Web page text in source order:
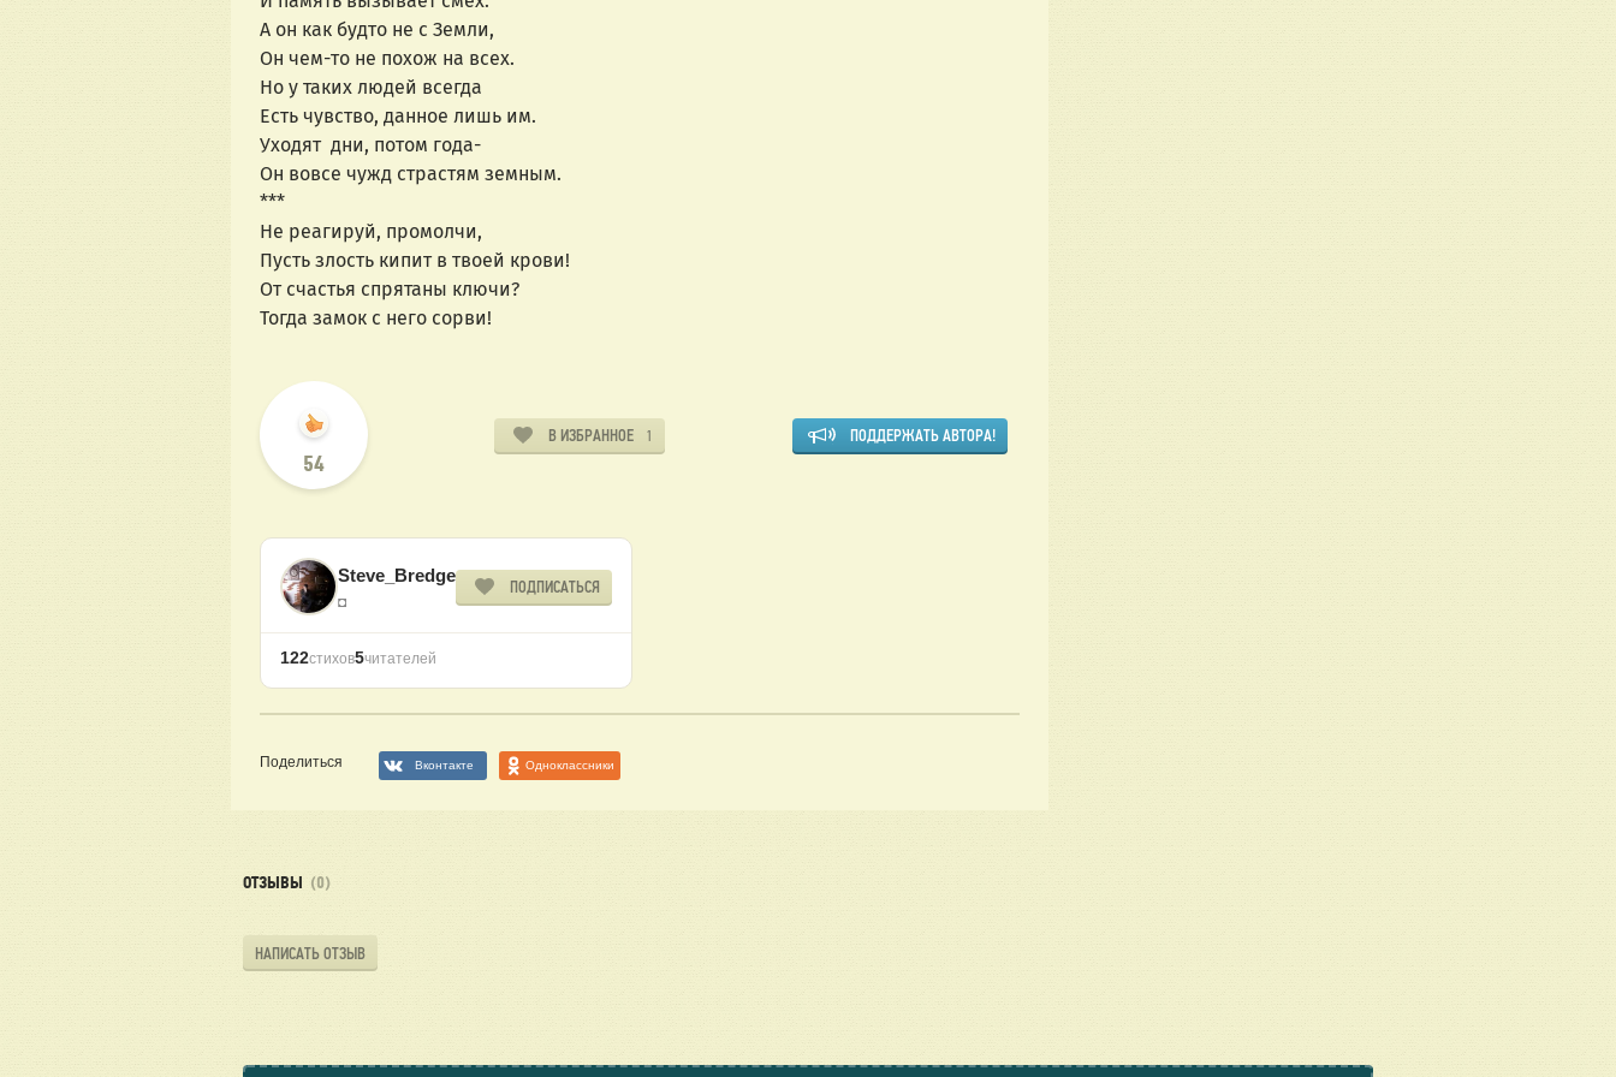
А он как будто не с Земли,
Он чем-то не похож на всех.
Но у таких людей всегда
Есть чувство, данное лишь им.
Уходят дни, потом года-
Он вовсе чужд страстям земным.
***
Не реагируй, промолчи,
Пусть злость кипит в твоей крови!
От счастья спрятаны ключи?
Тогда замок с него сорви!
54
В ИЗБРАННОЕ 1 ПОДДЕРЖАТЬ АВТОРА!
Steve_Bredge
◘
ПОДПИСАТЬСЯ
122стихов5читателей
Поделиться Вконтакте Одноклассники
ОТЗЫВЫ (0)
НАПИСАТЬ ОТЗЫВ